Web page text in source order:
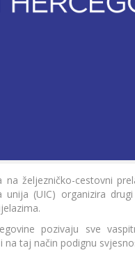
željezničko-cestovni
(UIC) organizira
pozivaju sve
taj način podignu